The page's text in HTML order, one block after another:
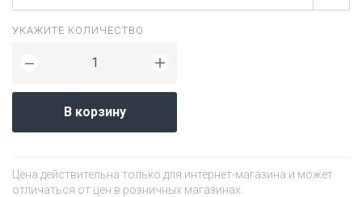
УКАЖИТЕ КОЛИЧЕСТВО
− +
В корзину
Цена действительна только для интернет-магазина и может
отличаться от цен в розничных магазинах.